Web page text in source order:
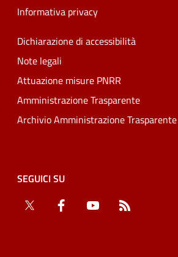
Informativa privacy
Dichiarazione di accessibilità
Note legali
Attuazione misure PNRR
Amministrazione Trasparente
Archivio Amministrazione Trasparente
SEGUICI SU
Twitter
Facebook YouTube